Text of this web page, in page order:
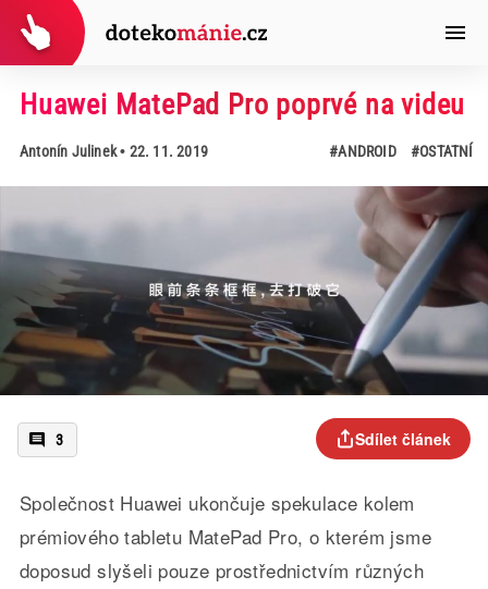
Huawei MatePad Pro poprvé na videu
Antonín Julinek• 22. 11. 2019 #ANDROID #OSTATNÍ
3 Sdílet článek
Společnost Huawei ukončuje spekulace kolem
prémiového tabletu MatePad Pro, o kterém jsme
doposud slyšeli pouze prostřednictvím různých